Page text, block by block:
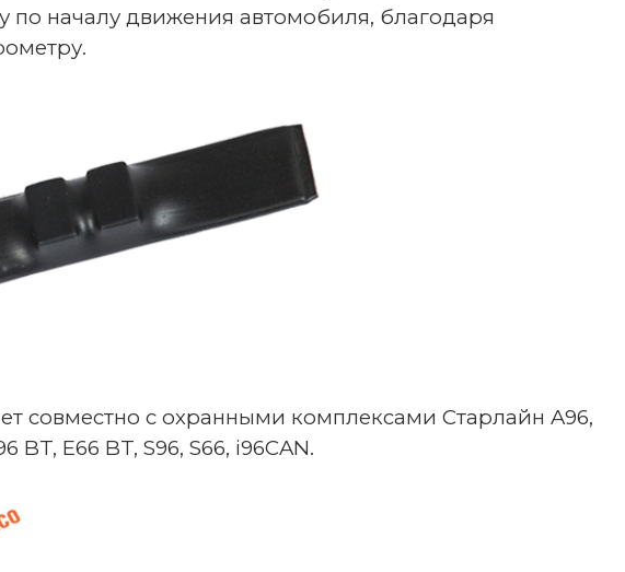
по началу движения автомобиля, благодаря
совместно с охранными комплексами Старлайн A96,
BT, E66 BT, S96, S66, i96CAN.